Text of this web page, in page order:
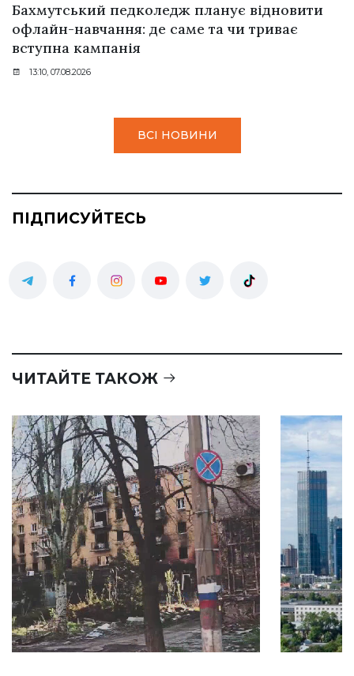
Бахмутський педколедж планує відновити
офлайн-навчання: де саме та чи триває
вступна кампанія
13:10, 07.08.2026
ВСІ НОВИНИ
ПІДПИСУЙТЕСЬ
ЧИТАЙТЕ ТАКОЖ